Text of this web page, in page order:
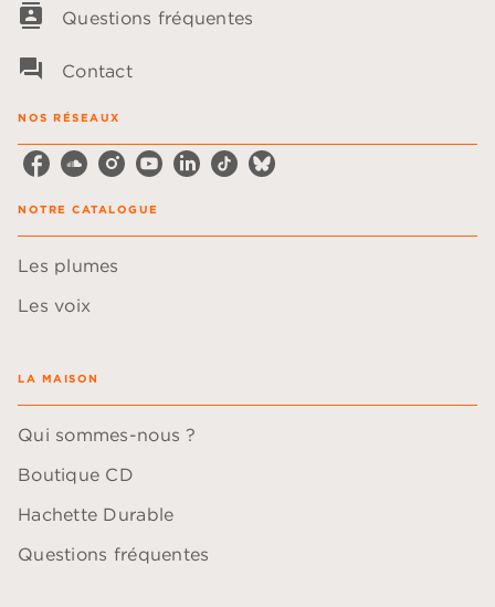
contacts Questions fréquentes
question_answer Contact
NOS RÉSEAUX
NOTRE CATALOGUE
Les plumes
Les voix
LA MAISON
Qui sommes-nous ?
Boutique CD
Hachette Durable
Questions fréquentes